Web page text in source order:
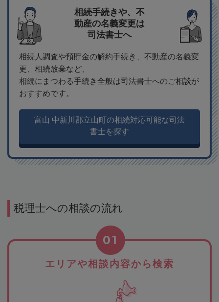
相続手続きや、不
動産の名義変更は
司法書士へ
相続人調査や預貯金の解約手続き、不動産の名義変
更、相続放棄など、
相続にまつわる手続き全般は司法書士へのご相談が
おすすめです。
富山 中新川郡立山町の相続対応可能な司法
書士を探す
税理士への相談の流れ
エリアや相談内容から検索
01